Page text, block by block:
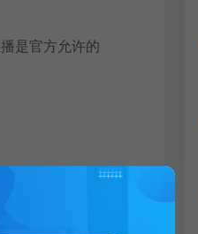
是官方允许的